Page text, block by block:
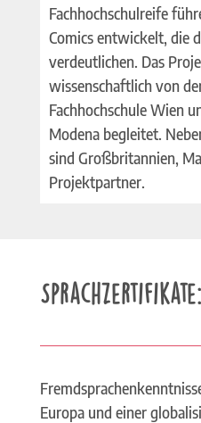
Fachhochschulreife
Comics entwickelt, die
verdeutlichen. Das
wissenschaftlich von
Fachhochschule Wien
Modena begleitet.
sind Großbritannien,
Projektpartner.
Sprachzertifikate:
Europa und einer